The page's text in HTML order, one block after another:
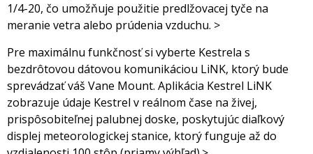
1/4-20, čo umožňuje použitie predlžovacej tyče na
meranie vetra alebo prúdenia vzduchu. >
Pre maximálnu funkčnosť si vyberte Kestrela s
bezdrôtovou dátovou komunikáciou LiNK, ktorý bude
sprevádzať váš Vane Mount. Aplikácia Kestrel LiNK
zobrazuje údaje Kestrel v reálnom čase na živej,
prispôsobiteľnej palubnej doske, poskytujúc diaľkový
displej meteorologickej stanice, ktorý funguje až do